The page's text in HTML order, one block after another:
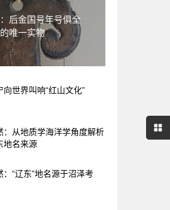
后金国号年号俱全
的唯一实物
向世界叫响“红山文化”
：从地质学海洋学角度解析
地名来源
：“辽东”地名源于沼泽考